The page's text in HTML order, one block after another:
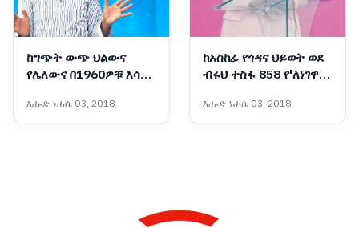
ከግጭት ውጭ ህልውና
የሌለውና በ1960ዎቹ እሳቤ
የሕወሓት ቡድን ማንነት
እሑድ ነሐሴ 03, 2018
ከአስከፊ የጎዳና ህይወት ወደ
ብሩህ ተስፋ 858 የ'ለነገዋ'
ተመረቁ
እሑድ ነሐሴ 03, 2018